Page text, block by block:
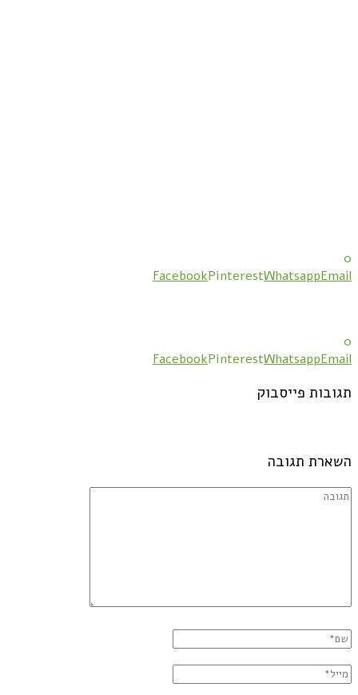
0
FacebookPinterestWhatsappEmail
0
FacebookPinterestWhatsappEmail
תגובות פייסבוק
השארת תגובה